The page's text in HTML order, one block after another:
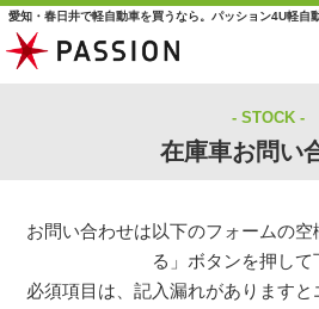
愛知・春日井で軽自動車を買うなら。パッション4U軽自
STOCK
在庫車お問い
お問い合わせは以下のフォームの
る」ボタンを押して
必須項目は、記入漏れがあります